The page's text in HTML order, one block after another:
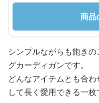
商品
シンプルながらも飽き
グカーディガンです。
どんなアイテムとも合
して長く愛用できる一枚